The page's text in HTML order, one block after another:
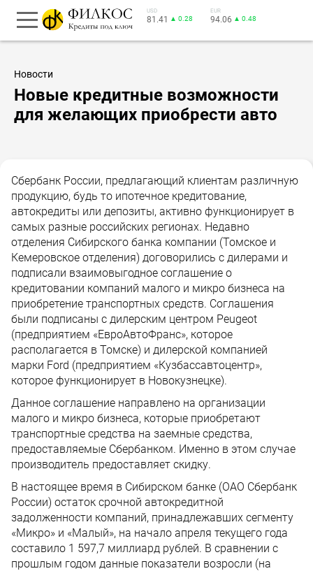
USD
81.41 ▲ 0.28
EUR
94.06 ▲ 0.48
Новости
Новые кредитные возможности
для желающих приобрести авто
Сбербанк России, предлагающий клиентам различную
продукцию, будь то ипотечное кредитование,
автокредиты или депозиты, активно функционирует в
самых разные российских регионах. Недавно
отделения Сибирского банка компании (Томское и
Кемеровское отделения) договорились с дилерами и
подписали взаимовыгодное соглашение о
кредитовании компаний малого и микро бизнеса на
приобретение транспортных средств. Соглашения
были подписаны с дилерским центром Peugeot
(предприятием «ЕвроАвтоФранс», которое
располагается в Томске) и дилерской компанией
марки Ford (предприятием «Кузбассавтоцентр»,
которое функционирует в Новокузнецке).
Данное соглашение направлено на организации
малого и микро бизнеса, которые приобретают
транспортные средства на заемные средства,
предоставляемые Сбербанком. Именно в этом случае
производитель предоставляет скидку.
В настоящее время в Сибирском банке (ОАО Сбербанк
России) остаток срочной автокредитной
задолженности компаний, принадлежавших сегменту
«Микро» и «Малый», на начало апреля текущего года
составило 1 597,7 миллиард рублей. В сравнении с
прошлым годом данные показатели возросли (на